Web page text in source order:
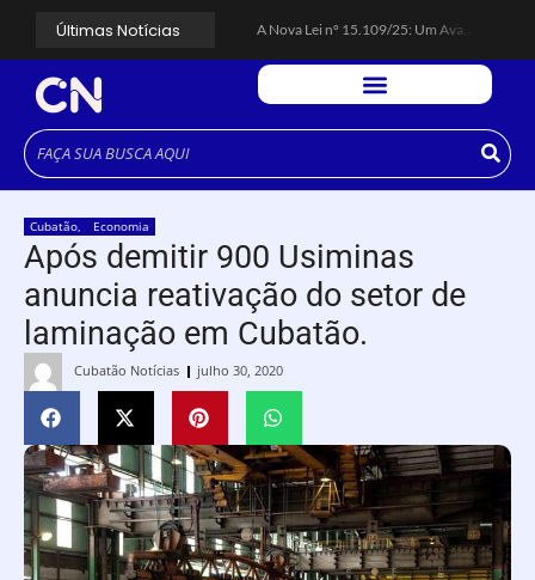
Últimas Notícias
A Nova Lei nº 15.109/25: Um Avanço na Garantia dos Honorários Advocatícios.
Espingarda roubada de agentes de segurança ferroviária é recuperada na Vila Esperança.
Polícia Rodoviária resgata bicho-preguiça na Rodovia dos Imigrantes, em Cubatão.
Cubatão tem vasta programação no Mês da Mulher: atividades começam nesta sexta (7).
Vigilantes são atacados por criminosos armados durante escolta de carga na Vila Esperança.
Cubatão Economia
Após demitir 900 Usiminas
anuncia reativação do setor de
laminação em Cubatão.
Cubatão Notícias julho 30, 2020